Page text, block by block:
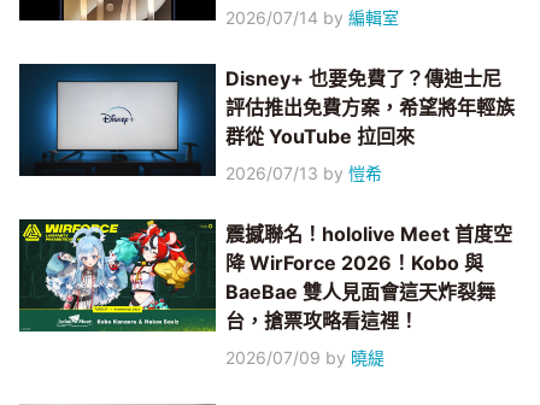
2026/07/14 by編輯室
Disney+ 也要免費了？傳迪士尼
評估推出免費方案，希望將年輕族
群從 YouTube 拉回來
2026/07/13 by愷希
震撼聯名！hololive Meet 首度空
降 WirForce 2026！Kobo 與
BaeBae 雙人見面會這天炸裂舞
台，搶票攻略看這裡！
2026/07/09 by 曉緹